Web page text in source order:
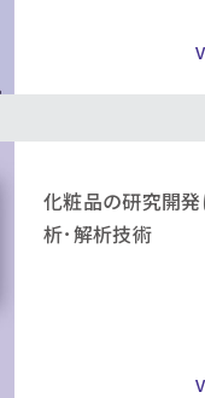
化粧品の研究開
析･解析技術